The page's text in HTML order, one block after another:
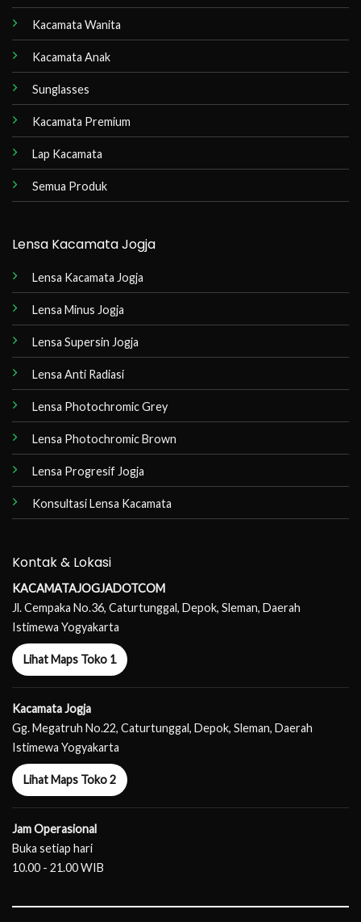
Kacamata Wanita
Kacamata Anak
Sunglasses
Kacamata Premium
Lap Kacamata
Semua Produk
Lensa Kacamata Jogja
Lensa Kacamata Jogja
Lensa Minus Jogja
Lensa Supersin Jogja
Lensa Anti Radiasi
Lensa Photochromic Grey
Lensa Photochromic Brown
Lensa Progresif Jogja
Konsultasi Lensa Kacamata
Kontak & Lokasi
KACAMATAJOGJADOTCOM
Jl. Cempaka No.36, Caturtunggal, Depok, Sleman, Daerah
Istimewa Yogyakarta
Lihat Maps Toko 1
Kacamata Jogja
Gg. Megatruh No.22, Caturtunggal, Depok, Sleman, Daerah
Istimewa Yogyakarta
Lihat Maps Toko 2
Jam Operasional
Buka setiap hari
10.00 - 21.00 WIB